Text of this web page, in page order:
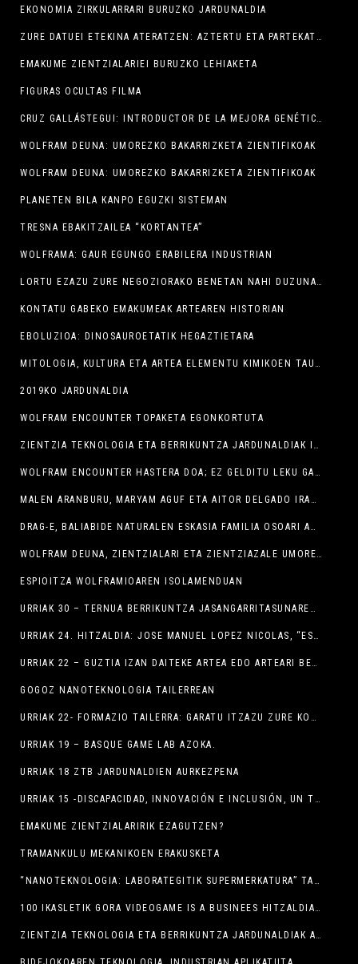
EKONOMIA ZIRKULARRARI BURUZKO JARDUNALDIA
ZURE DATUEI ETEKINA ATERATZEN: AZTERTU ETA PARTEKATU INFORMAZIOA DENBORA ERREALEAN POWER BI ERABILIZ
EMAKUME ZIENTZIALARIEI BURUZKO LEHIAKETA
FIGURAS OCULTAS FILMA
CRUZ GALLÁSTEGUI: INTRODUCTOR DE LA MEJORA GENÉTICA
WOLFRAM DEUNA: UMOREZKO BAKARRIZKETA ZIENTIFIKOAK
WOLFRAM DEUNA: UMOREZKO BAKARRIZKETA ZIENTIFIKOAK
PLANETEN BILA KANPO EGUZKI SISTEMAN
TRESNA EBAKITZAILEA “KORTANTEA”
WOLFRAMA: GAUR EGUNGO ERABILERA INDUSTRIAN
LORTU EZAZU ZURE NEGOZIORAKO BENETAN NAHI DUZUNA, PNL
KONTATU GABEKO EMAKUMEAK ARTEAREN HISTORIAN
EBOLUZIOA: DINOSAUROETATIK HEGAZTIETARA
MITOLOGIA, KULTURA ETA ARTEA ELEMENTU KIMIKOEN TAULA PERIODIKOAN
2019KO JARDUNALDIA
WOLFRAM ENCOUNTER TOPAKETA EGONKORTUTA
ZIENTZIA TEKNOLOGIA ETA BERRIKUNTZA JARDUNALDIAK INOIZ BAINO ARRAKASTATSUAGO
WOLFRAM ENCOUNTER HASTERA DOA; EZ GELDITU LEKU GABE
MALEN ARANBURU, MARYAM AGUF ETA AITOR DELGADO IRABAZLE ‘EMAKUME ZIENTZIALARIRIK EZAGUTZEN?” LEHIAKETAN
DRAG-E, BALIABIDE NATURALEN ESKASIA FAMILIA OSOARI AZALDUA
WOLFRAM DEUNA, ZIENTZIALARI ETA ZIENTZIAZALE UMORETSUENEN LURRALDEA IZAN ZEN ATZO SEMINARIXOA
ESPIOITZA WOLFRAMIOAREN ISOLAMENDUAN
URRIAK 30 – TERNUA BERRIKUNTZA JASANGARRITASUNAREN EREDU
URRIAK 24. HITZALDIA: JOSE MANUEL LOPEZ NICOLAS, “ESPIOI BAT SUPERMERKATUAN”
URRIAK 22 – GUZTIA IZAN DAITEKE ARTEA EDO ARTEARI BEGIRADA DESBERDIN BAT
GOGOZ NANOTEKNOLOGIA TAILERREAN
URRIAK 22- FORMAZIO TAILERRA: GARATU ITZAZU ZURE KOMUNIKAZIO-TREBETASUNAK
URRIAK 19 – BASQUE GAME LAB AZOKA.
URRIAK 18 ZTB JARDUNALDIEN AURKEZPENA
URRIAK 15 -DISCAPACIDAD, INNOVACIÓN E INCLUSIÓN, UN TRINOMIO SIN BARRERAS – EDURNE ALVAREZ DE MON
EMAKUME ZIENTZIALARIRIK EZAGUTZEN?
TRAMANKULU MEKANIKOEN ERAKUSKETA
“NANOTEKNOLOGIA: LABORATEGITIK SUPERMERKATURA” TAILERRA.
100 IKASLETIK GORA VIDEOGAME IS A BUSINEES HITZALDIAN
ZIENTZIA TEKNOLOGIA ETA BERRIKUNTZA JARDUNALDIAK ARE ETA ZABALAGO